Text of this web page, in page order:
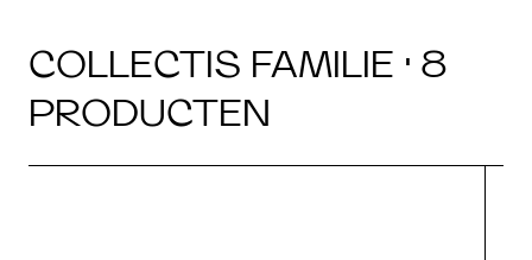
COLLECTIS FAMILIE · 8
PRODUCTEN